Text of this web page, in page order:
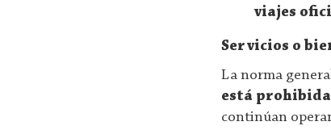
viajes
Servicios o
La norma
está prohibida
continúan